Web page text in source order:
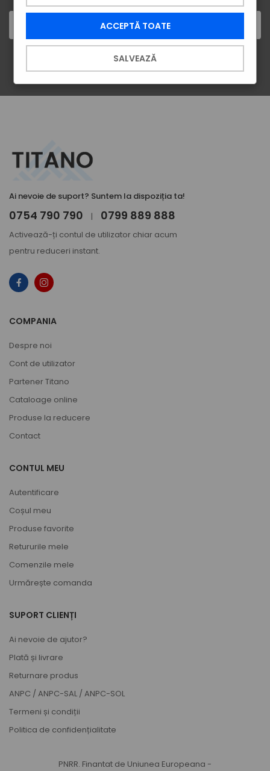
ÎNSCRIE-TE
Ai nevoie de suport? Suntem la dispoziția ta!
0754 790 790 | 0799 889 888
Activează-ți contul de utilizator chiar acum
pentru reduceri instant.
COMPANIA
Despre noi
Cont de utilizator
Partener Titano
Cataloage online
Produse la reducere
Contact
CONTUL MEU
Autentificare
Coșul meu
Produse favorite
Retururile mele
Comenzile mele
Urmărește comanda
SUPORT CLIENȚI
Ai nevoie de ajutor?
Plată și livrare
Returnare produs
ANPC /ANPC-SAL /ANPC-SOL
Termeni și condiții
Politica de confidențialitate
PNRR. Finantat de Uniunea Europeana -
ACCEPTĂ TOATE
SALVEAZĂ